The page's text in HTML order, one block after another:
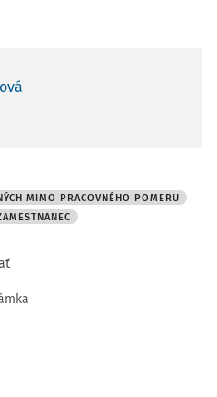
MIMO PRACOVNÉHO POMERU